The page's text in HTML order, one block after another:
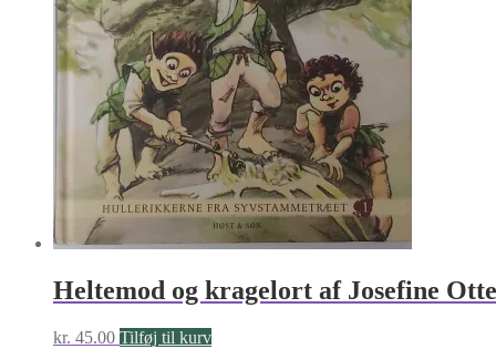
Heltemod og kragelort af Josefine
kr. 45.00 Tilføj til kurv